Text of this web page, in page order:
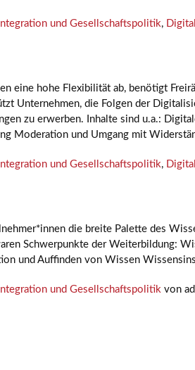
und Gesellschaftspolitik,
eine hohe Flexibilität ab, benötigt
Unternehmen, die Folgen der
zu erwerben. Inhalte sind u.a.:
Moderation und Umgang mit
und Gesellschaftspolitik,
die breite Palette des
Schwerpunkte der Weiterbildung:
und Auffinden von Wissen
und Gesellschaftspolitik von